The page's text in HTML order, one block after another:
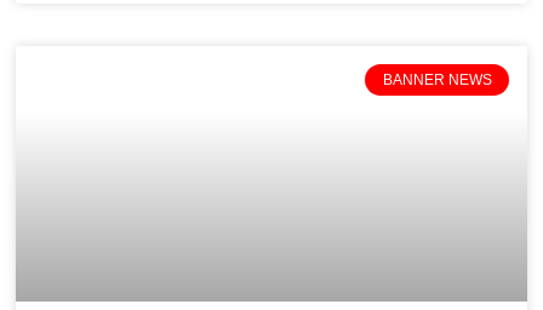
BANNER NEWS